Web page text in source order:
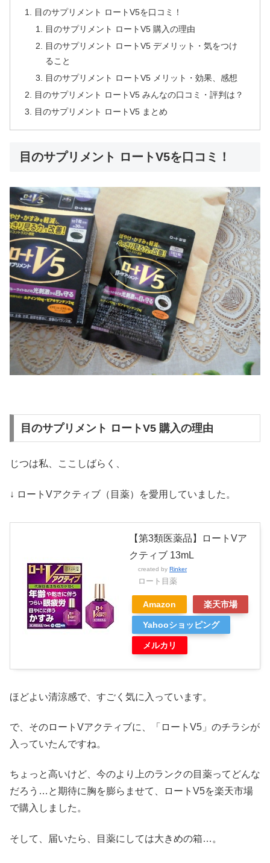
目のサプリメント ロートV5を口コミ！
目のサプリメント ロートV5 購入の理由
目のサプリメント ロートV5 デメリット・気をつけ
ること
目のサプリメント ロートV5 メリット・効果、感想
目のサプリメント ロートV5 みんなの口コミ・評判は？
目のサプリメント ロートV5 まとめ
目のサプリメント ロートV5を口コミ！
目のサプリメント ロートV5 購入の理由
じつは私、ここしばらく、
↓ ロートVアクティブ（目薬）を愛用していました。
【第3類医薬品】ロートVア
クティブ 13mL
created by Rinker
ロート目薬
Amazon 楽天市場
Yahooショッピング
メルカリ
ほどよい清涼感で、すごく気に入っています。
で、そのロートVアクティブに、「ロートV5」のチラシが
入っていたんですね。
ちょっと高いけど、今のより上のランクの目薬ってどんな
だろう…と期待に胸を膨らませて、ロートV5を楽天市場
で購入しました。
そして、届いたら、目薬にしては大きめの箱…。